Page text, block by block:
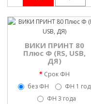
ВИКИ ПРИНТ 80
Плюс Ф (RS, USB,
ДЯ)
Срок ФН
без ФН
ФН 1 год
ФН 3 года